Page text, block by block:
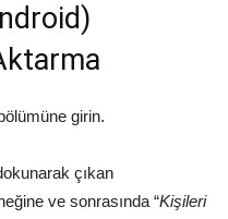
girin.
çıkan
ve sonrasında “Kişileri